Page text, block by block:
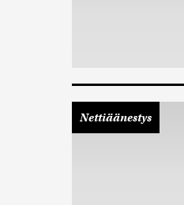
Nettiäänestys